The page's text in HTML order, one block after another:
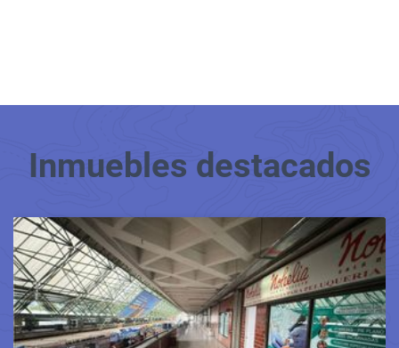
Inmuebles destacados